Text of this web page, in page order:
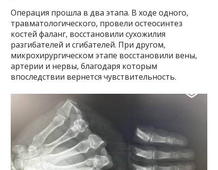
Операция прошла в два этапа. В ходе одного,
травматологического, провели остеосинтез
костей фаланг, восстановили сухожилия
разгибателей и сгибателей. При другом,
микрохирургическом этапе восстановили вены,
артерии и нервы, благодаря которым
впоследствии вернется чувствительность.